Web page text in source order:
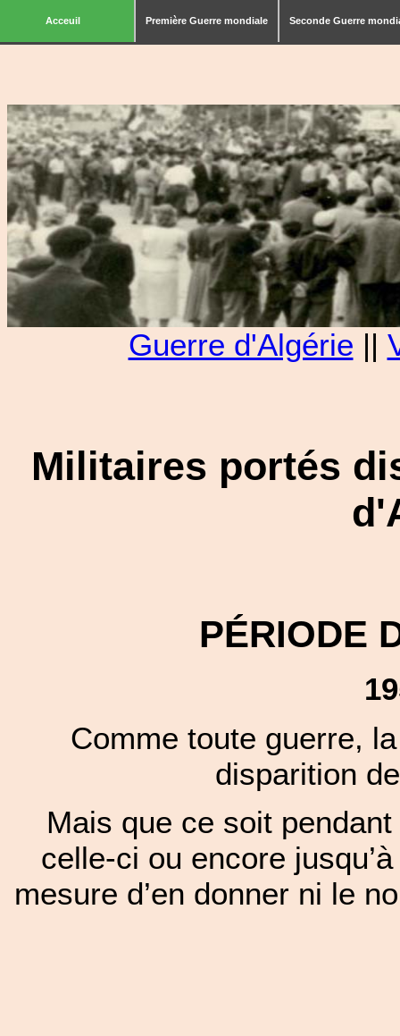
Acceuil Première Guerre mondiale Seconde Guerre
Guerre d'Algérie ||
Militaires portés
PÉRIODE
Comme toute guerre,
disparition
Mais que ce soit
celle-ci ou encore
mesure d’en donner ni le